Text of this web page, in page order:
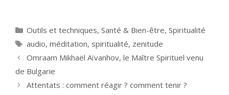
Catégories
Outils et techniques, Santé & Bien-être, Spiritualité
Étiquettes
audio, méditation, spiritualité, zenitude
Omraam Mikhaël Aïvanhov, le Maître Spirituel venu
de Bulgarie
Attentats : comment réagir ? comment tenir ?